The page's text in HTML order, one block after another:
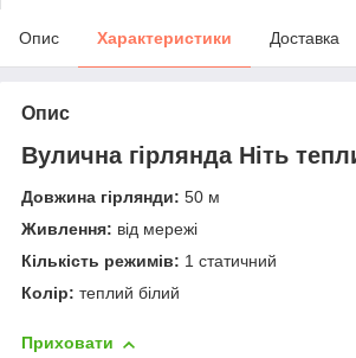
Опис Характеристики Доставка
Опис
Вулична гірлянда Ніть
Довжина гірлянди: 50 м
Живлення: від мережі
Кількість режимів: 1 статичний
Колір: теплий білий
Приховати